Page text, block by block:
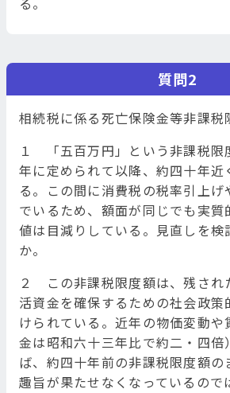
質問2
相続税に係る死亡保険金等非課税
１ 「五百万円」という非課税限
年に定められて以降、約四十年近
る。この間に消費税の税率引上げ
でいるため、額面が同じでも実質
値は目減りしている。見直しを検
か。
２ この非課税限度額は、残され
活資金を確保するための社会政策
けられている。近年の物価変動や
金は昭和六十三年比で約二・四倍
ば、約四十年前の非課税限度額の
趣旨が果たせなくなっているので